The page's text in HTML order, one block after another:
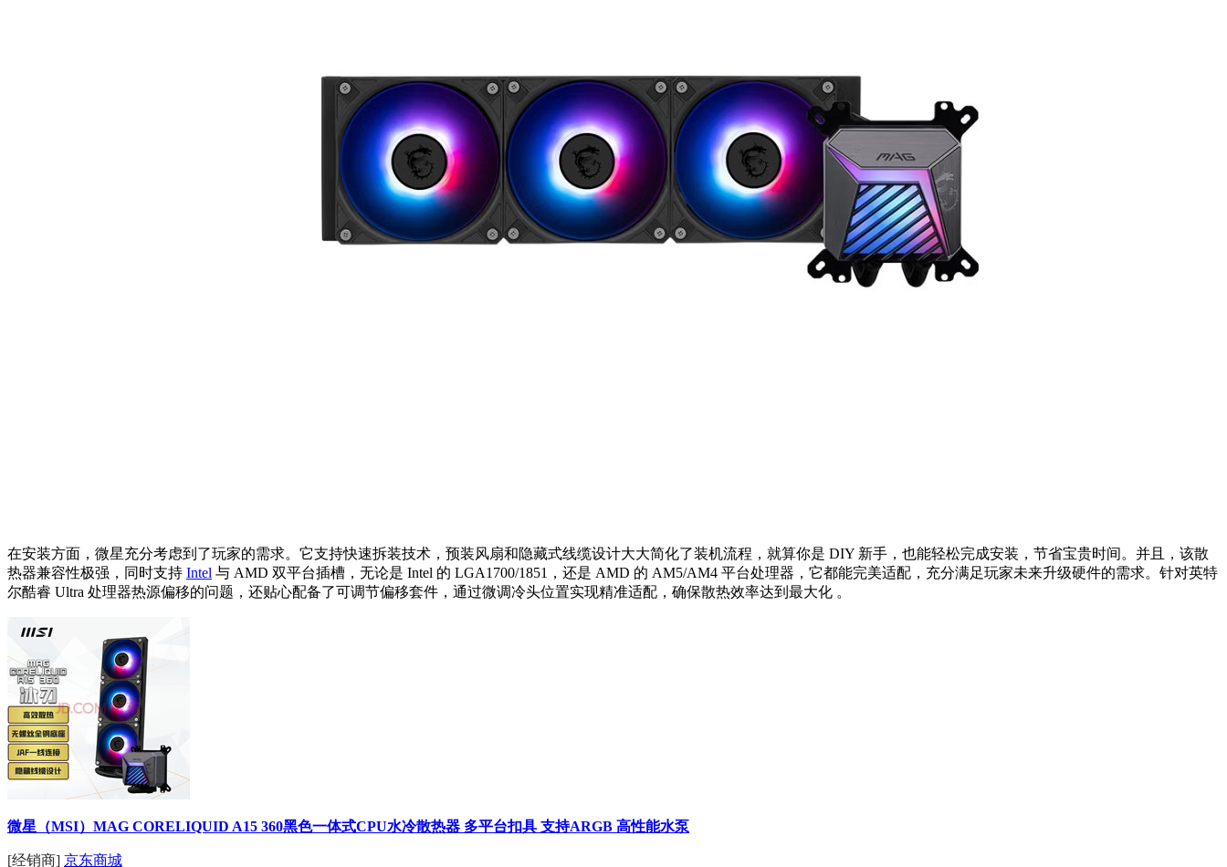
在安装方面，微星充分考虑到了玩家的需求。它支持快速拆装技术，预装风扇和隐藏式线缆设计大大简化了装机流程，就算你是 DIY 新手，也能轻松完成安装，节省宝贵时间。并且，该散
热器兼容性极强，同时支持 Intel 与 AMD 双平台插槽，无论是 Intel 的 LGA1700/1851，还是 AMD 的 AM5/AM4 平台处理器，它都能完美适配，充分满足玩家未来升级硬件的需求。针对英特
尔酷睿 Ultra 处理器热源偏移的问题，还贴心配备了可调节偏移套件，通过微调冷头位置实现精准适配，确保散热效率达到最大化 。
微星（MSI）MAG CORELIQUID A15 360黑色一体式CPU水冷散热器 多平台扣具 支持ARGB 高性能水泵
[经销商] 京东商城